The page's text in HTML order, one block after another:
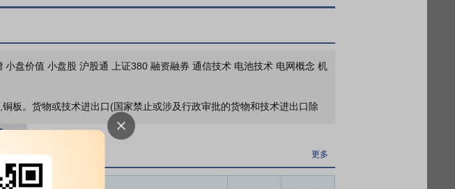
分红送配
限售解禁 更多
关联交易 更多
股东大会 更多
盘价值 小盘股 沪股通 上证380 融资融券 通信技术 电池技术 电网概念 机
板。货物或技术进出口(国家禁止或涉及行政审批的货物和技术进出口除
司规划建设第5条热连轧生产线，3条气垫炉，4台辊底炉，拥有国际先
合利用产能12万吨，达到国际先进水平。铝板带箔业务方面现有产能160
更多